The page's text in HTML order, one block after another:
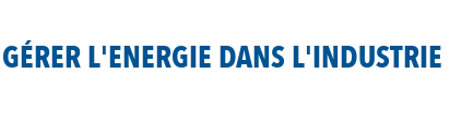
L'ENERGIE DANS L'INDUSTRIE